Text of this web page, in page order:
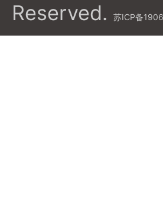
Reserved.
苏ICP备